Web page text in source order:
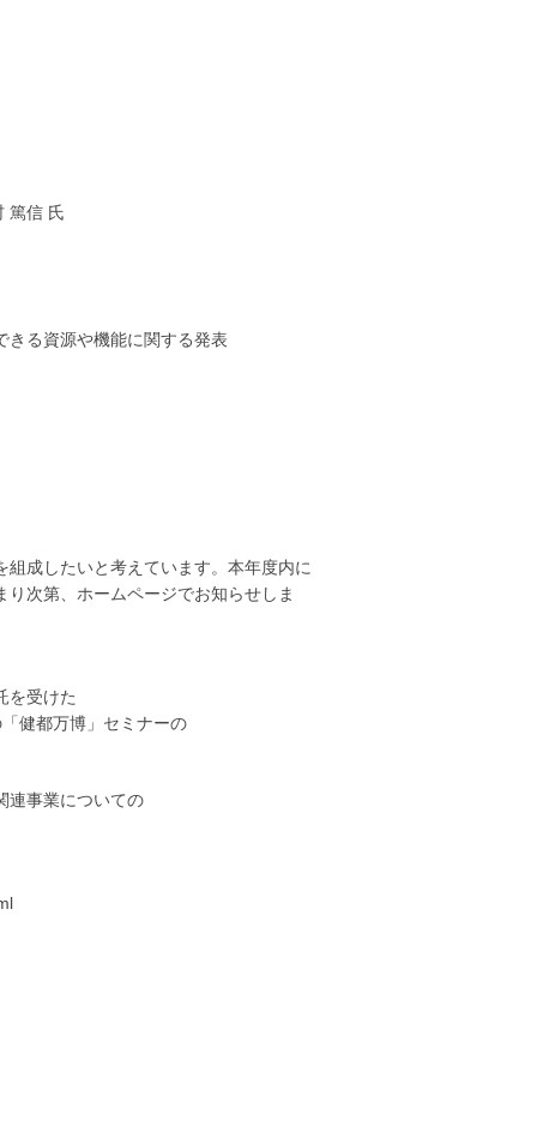
信 氏
きる資源や機能に関する発表
成したいと考えています。本年度内に
次第、ホームページでお知らせしま
を受けた
健都万博」セミナーの
連事業についての